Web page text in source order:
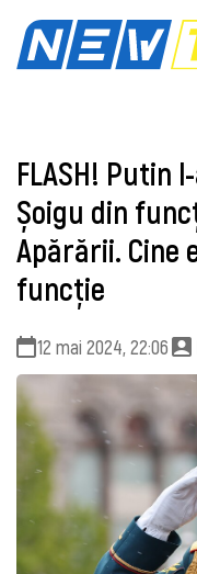
FLASH! Putin
Șoigu din
Apărării. Cine
funcție
12 mai 2024, 22:06